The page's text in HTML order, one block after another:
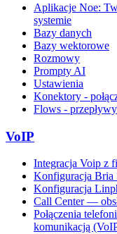
Aplikacje Noe:
systemie
Bazy danych
Bazy wektorowe
Rozmowy
Prompty AI
Ustawienia
Konektory -
Flows -
VoIP
Integracja Voip z
Konfiguracja Bria
Konfiguracja
Call Center —
Połączenia
komunikacją